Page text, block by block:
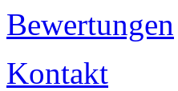
Bewertungen
Kontakt